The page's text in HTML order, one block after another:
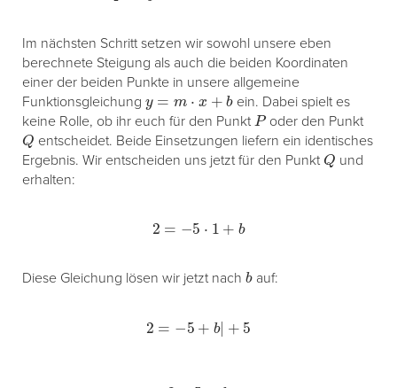
Im nächsten Schritt setzen wir sowohl unsere eben
berechnete Steigung als auch die beiden Koordinaten
einer der beiden Punkte in unsere allgemeine
Funktionsgleichung y=m ⋅x +b
ein. Dabei spielt es
keine Rolle, ob ihr euch für den Punkt Poder den Punkt
Q entscheidet. Beide Einsetzungen liefern ein identisches
Ergebnis. Wir entscheiden uns jetzt für den Punkt Q und
erhalten:
2 −5 + b
Diese Gleichung lösen wir jetzt nach bauf:
−5 + |+ 5